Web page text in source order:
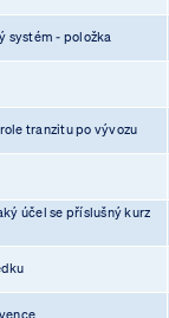
systém - položka
tranzitu po vývozu
účel se příslušný kurz